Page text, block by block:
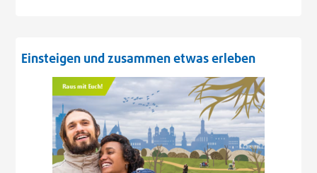
Einsteigen und zusammen etwas erleben